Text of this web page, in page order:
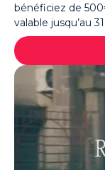
bénéficiez de
valable jusqu’au